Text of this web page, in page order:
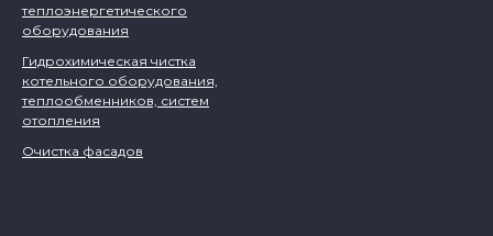
теплоэнергетического
оборудования
Гидрохимическая чистка
котельного оборудования,
теплообменников, систем
отопления
Очистка фасадов